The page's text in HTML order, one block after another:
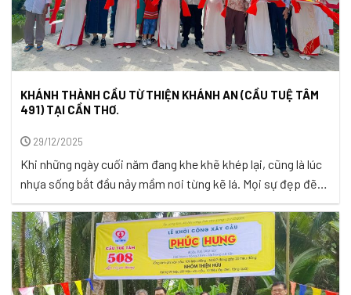
KHÁNH THÀNH CẦU TỪ THIỆN KHÁNH AN (CẦU TUỆ TÂM
491) TẠI CẦN THƠ.
29/12/2025
Khi những ngày cuối năm đang khe khẽ khép lại, cũng là lúc
nhựa sống bắt đầu nảy mầm nơi từng kẽ lá. Mọi sự đẹp đẽ
trên đời vốn vẫn luôn hiện hữu, chỉ là chúng chọn hóa thân
vào những mùa khác nhau của sự sinh trưởng. Để rồi ta
nhận ra rằng, ...